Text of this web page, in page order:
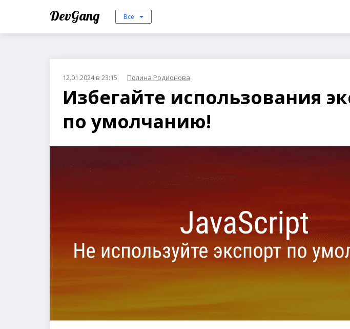
DevGang Все
12.01.2024 в 23:15 Полина Родионова
Избегайте использования
по умолчанию!